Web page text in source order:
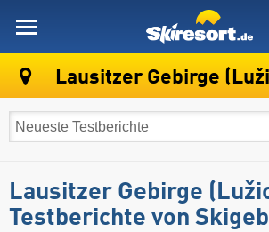
Lausitzer Gebirge
Lausitzer Gebirge
Testberichte von